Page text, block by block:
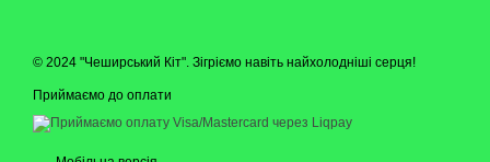
© 2024 "Чеширський Кіт". Зігріємо навіть найхолодніші серця!
Приймаємо до оплати